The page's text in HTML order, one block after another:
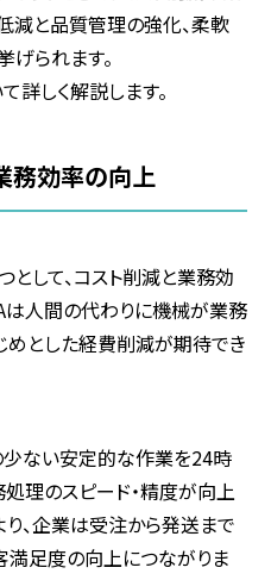
減と品質管理の強化、柔軟
られます。
詳しく解説します。
務効率の向上
として、コスト削減と業務効
は人間の代わりに機械が業務
めとした経費削減が期待でき
ない安定的な作業を24時
理のスピード・精度が向上
り、企業は受注から発送まで
満足度の向上につながりま